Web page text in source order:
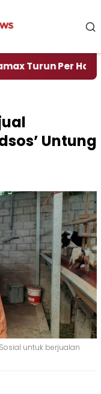
Per Hari Ini,
Untung
untuk berjualan